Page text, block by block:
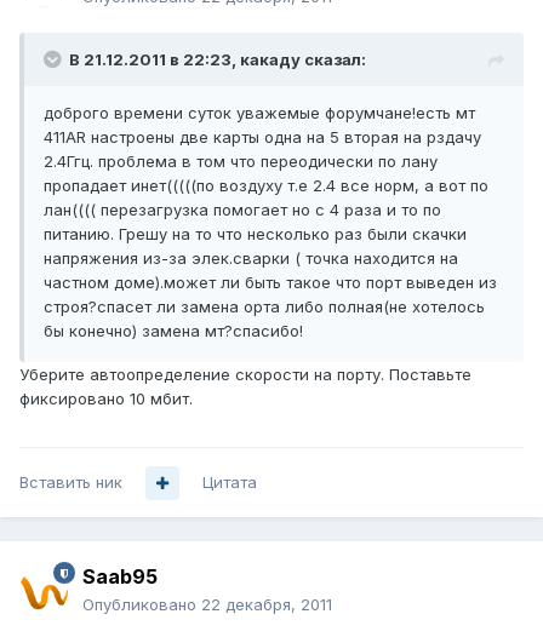
В 21.12.2011 в 22:23, какаду сказал:
доброго времени суток уважемые форумчане!есть мт
411AR настроены две карты одна на 5 вторая на рздачу
2.4Ггц. проблема в том что переодически по лану
пропадает инет(((((по воздуху т.е 2.4 все норм, а вот по
лан(((( перезагрузка помогает но с 4 раза и то по
питанию. Грешу на то что несколько раз были скачки
напряжения из-за элек.сварки ( точка находится на
частном доме).может ли быть такое что порт выведен из
строя?спасет ли замена орта либо полная(не хотелось
бы конечно) замена мт?спасибо!
Уберите автоопределение скорости на порту. Поставьте
фиксировано 10 мбит.
Вставить ник Цитата
Saab95
Опубликовано 22 декабря, 2011